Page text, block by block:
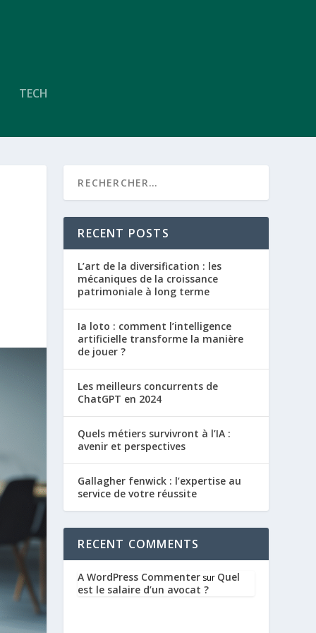
TECH
RECENT POSTS
L’art de la diversification : les
mécaniques de la croissance
patrimoniale à long terme
Ia loto : comment l’intelligence
artificielle transforme la manière
de jouer ?
Les meilleurs concurrents de
ChatGPT en 2024
Quels métiers survivront à l’IA :
avenir et perspectives
Gallagher fenwick : l’expertise au
service de votre réussite
RECENT COMMENTS
A WordPress Commenter sur Quel
est le salaire d’un avocat ?